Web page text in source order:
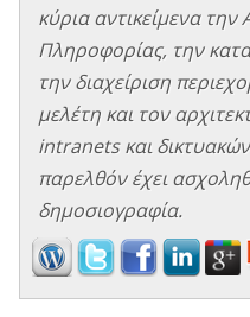
κύρια αντικείμενα την
Πληροφορίας, την
την διαχείριση
μελέτη και τον
intranets και
παρελθόν έχει
δημοσιογραφία.